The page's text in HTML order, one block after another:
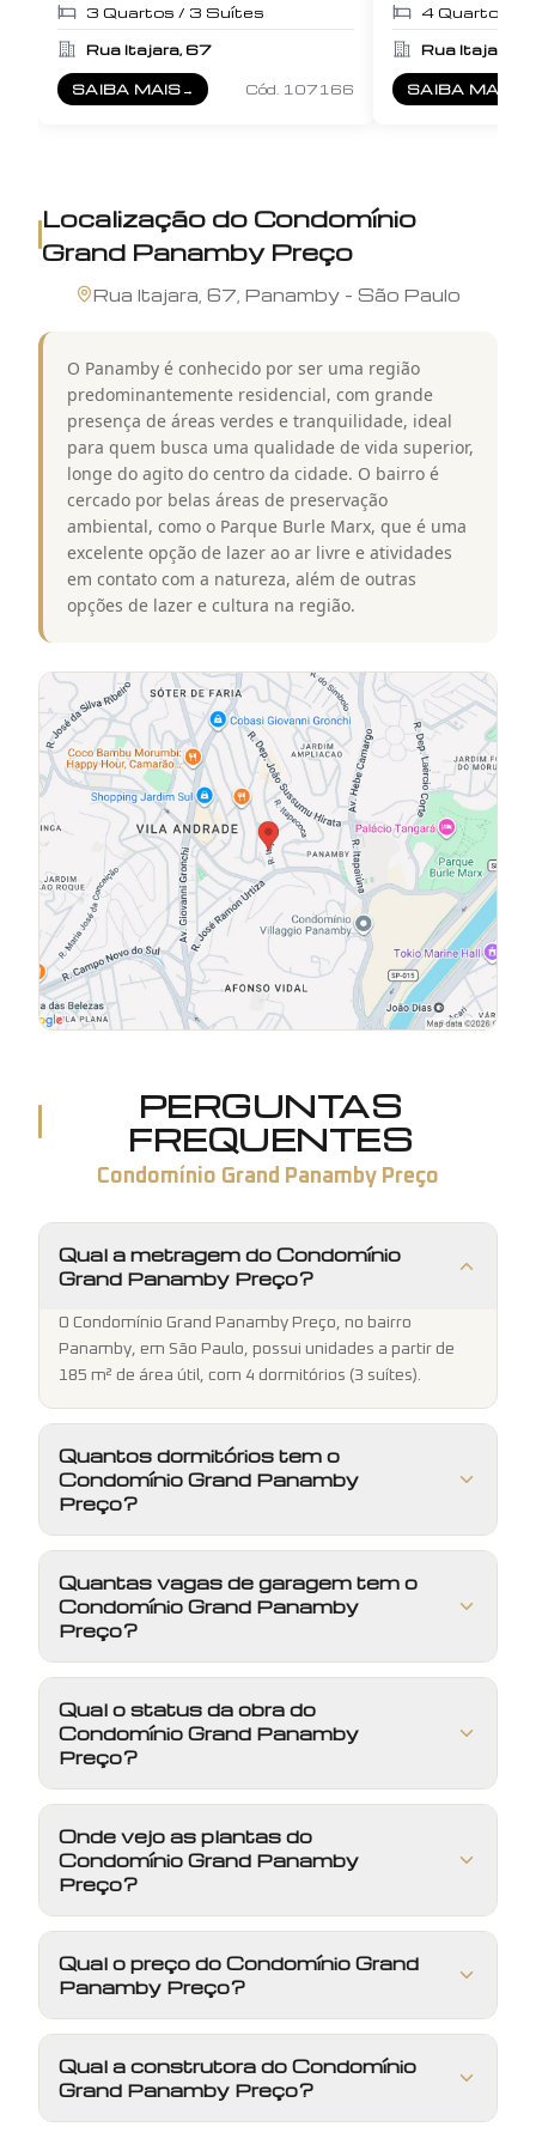
3 Quartos / 3 Suítes
Rua Itajara, 67
SAIBA MAIS
SOBRECONDOMÍNIO GRAND PANAMBY
→ Cód. 107166
4Quartos /
Rua Itajara,
SAIBA MAIS
SOBRE
Localização do Condomínio
Grand Panamby Preço
Rua Itajara 67 Panamby - São Paulo
O Panamby é conhecido por ser uma região
predominantemente residencial, com grande
presença de áreas verdes e tranquilidade, ideal
para quem busca uma qualidade de vida superior,
longe do agito do centro da cidade. O bairro é
cercado por belas áreas de preservação
ambiental, como o Parque Burle Marx, que é uma
excelente opção de lazer ao ar livre e atividades
em contato com a natureza, além de outras
opções de lazer e cultura na região.
PERGUNTAS
FREQUENTES
Condomínio Grand Panamby Preço
Qual a metragem do Condomínio
Grand Panamby Preço?
O Condomínio Grand Panamby Preço, no bairro
Panamby, em São Paulo, possui unidades a partir de
185 m² de área útil, com 4 dormitórios (3 suítes).
Quantos dormitórios tem o
Condomínio Grand Panamby
Preço?
Quantas vagas de garagem tem o
Condomínio Grand Panamby
Preço?
Qual o status da obra do
Condomínio Grand Panamby
Preço?
Onde vejo as plantas do
Condomínio Grand Panamby
Preço?
Qual o preço do Condomínio Grand
Panamby Preço?
Qual a construtora do Condomínio
Grand Panamby Preço?